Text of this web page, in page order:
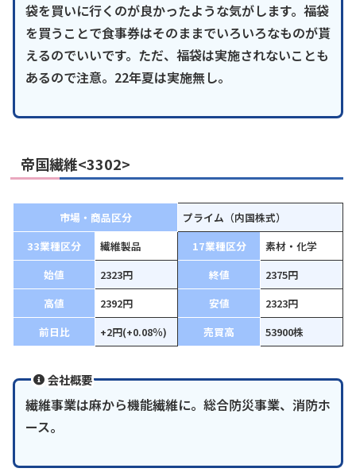
袋を買いに行くのが良かったような気がします。福袋
を買うことで食事券はそのままでいろいろなものが貰
えるのでいいです。ただ、福袋は実施されないことも
あるので注意。22年夏は実施無し。
帝国繊維<3302>
市場・商品区分
プライム（内国株式）
33業種区分
繊維製品 17業種区分
素材・化学
始値
2323円 終値
2375円
高値
2392円 安値
2323円
前日比
+2円(+0.08％) 売買高 53900株
会社概要
繊維事業は麻から機能繊維に。総合防災事業、消防ホ
ース。